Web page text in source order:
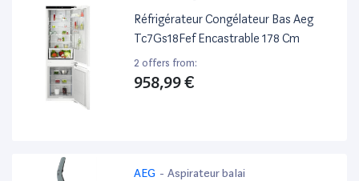
Réfrigérateur Congélateur Bas Aeg
Tc7Gs18Fef Encastrable 178 Cm
2 offers from:
958,99 €
AEG - Aspirateur balai